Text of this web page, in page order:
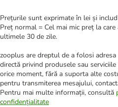
Prețurile sunt exprimate în lei și
Preț normal = Cel mai mic preț la
ultimele 30 de zile.
zooplus are dreptul de a folosi
directă privind produsele sau
orice moment, fără a suporta alte
pentru transmiterea mesajului,
Pentru mai multe informații, consultă
confidențialitate